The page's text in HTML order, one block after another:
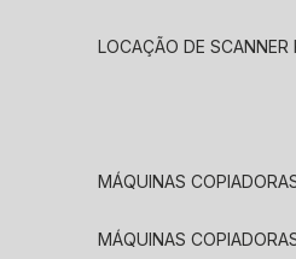
LOCAÇÃO DE
MÁQUINAS
MÁQUINAS